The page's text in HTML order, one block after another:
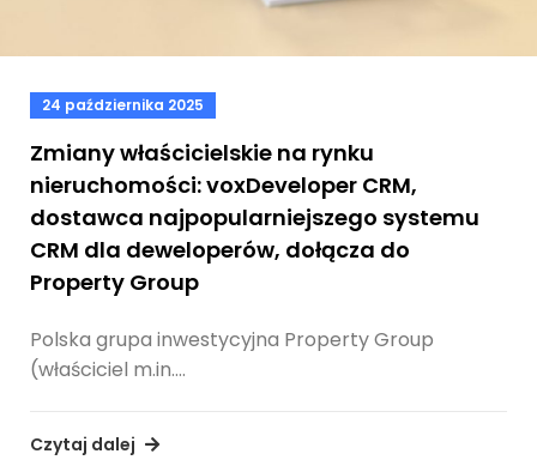
24 października 2025
Zmiany właścicielskie na rynku
nieruchomości: voxDeveloper CRM,
dostawca najpopularniejszego systemu
CRM dla deweloperów, dołącza do
Property Group
Polska grupa inwestycyjna Property Group
(właściciel m.in.…
Czytaj dalej